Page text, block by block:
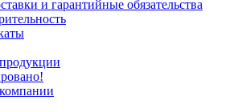
и гарантийные обязательства